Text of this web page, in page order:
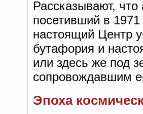
Рассказывают,
посетивший в
настоящий Центр
бутафория и
или здесь же под
сопровождавшим
Эпоха